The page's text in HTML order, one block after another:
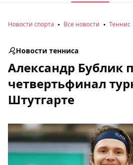
Новости спорта Все новости Теннис
Новости тенниса
Александр Бублик
четвертьфинал
Штутгарте